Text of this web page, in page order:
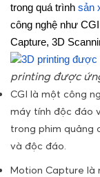
trong quá trình sản
công nghệ như
Capture, 3D
printing được
CGI là một công
máy tính độc đáo
trong phim quảng
và độc đáo.
Motion Capture là